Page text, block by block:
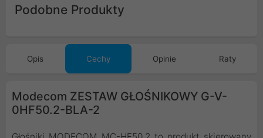
Podobne Produkty
Opis Cechy Opinie Raty
Modecom ZESTAW GŁOŚNIKOWY G-V-
0HF50.2-BLA-2